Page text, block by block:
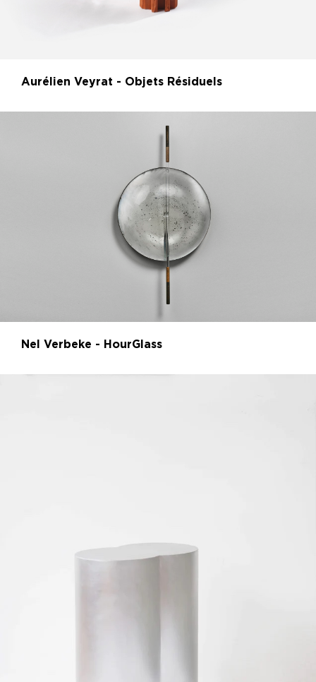
Aurélien Veyrat - Objets Résiduels
Nel Verbeke - HourGlass